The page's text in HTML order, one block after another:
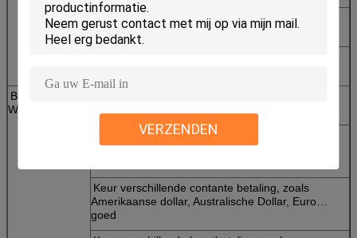
VERZENDEN
De nieuwe het laden stoppen zouden voortaan
door zich kunnen worden toegevoegd
Betaal
Wijze/Vrije Wijze
Het laden de tijd zou kunnen worden gewijzigd,
kunt u vrije chargingas plaatsen 10 minuten, 20
Keur verschillende contante betaling, zoals
Amerikaanse dollar, Australische Dollar, Euro…
goed